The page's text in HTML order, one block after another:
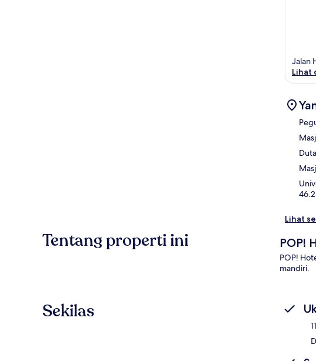
Jalan
Lihat
Lihat
Tentang properti ini POP!
POP!
mandiri.
Sekilas